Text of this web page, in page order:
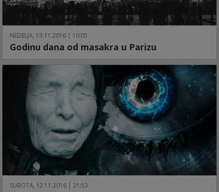
NEDELJA, 13.11.2016 | 10:05
Godinu dana od masakra u Parizu
SUBOTA, 12.11.2016 | 21:53